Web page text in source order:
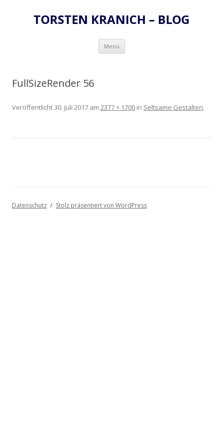
TORSTEN KRANICH – BLOG
Menü Zum
springen
FullSizeRender 56
Veröffentlicht30. Juli 2017 am 2377 × 1700 in Seltsame Gestalten.
Datenschutz Stolz präsentiert von WordPress